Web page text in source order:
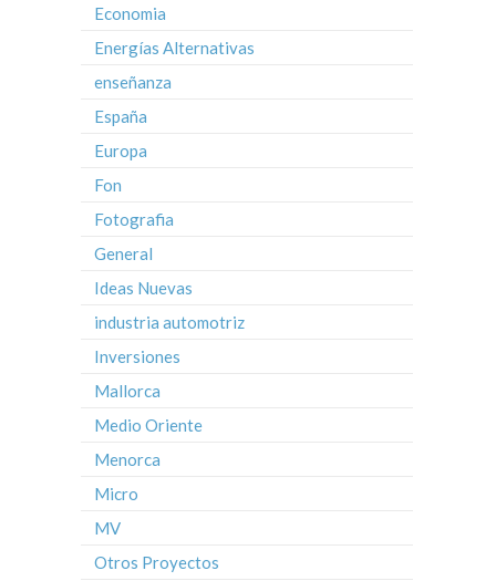
Economia
Energías Alternativas
enseñanza
España
Europa
Fon
Fotografia
General
Ideas Nuevas
industria automotriz
Inversiones
Mallorca
Medio Oriente
Menorca
Micro
MV
Otros Proyectos